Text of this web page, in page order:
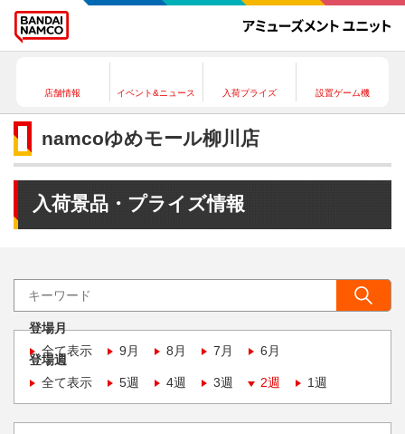
店舗情報 イベント&ニュース 入荷プライズ 設置ゲーム機
namcoゆめモール柳川店
入荷景品・プライズ情報
登場月
全て表示
9月 8月 7月 6月
登場週
全て表示
5週 4週 3週 2週 1週